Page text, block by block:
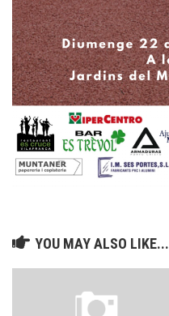
YOU MAY ALSO LIKE...